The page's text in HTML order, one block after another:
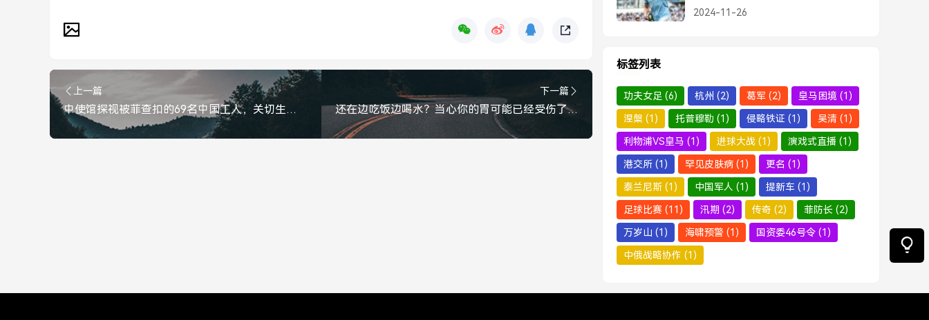
上一篇
中使馆探视被菲查扣的69名中国工人，关切生命安全，敦促依法处置，中使馆探视被菲查扣69名中国工人，关切生命安全，敦促依法处置
下一篇
还在边吃饭边喝水？当心你的胃可能已经受伤了，还在边吃饭边喝水？当心你的胃可能已经受伤了
2024-11-26
标签列表
功夫女足 (6) 杭州 (2) 葛军 (2) 皇马困境 (1)
涅槃 (1) 托普穆勒 (1) 侵略铁证 (1) 吴清 (1)
利物浦VS皇马 (1) 进球大战 (1) 演戏式直播 (1)
港交所 (1) 罕见皮肤病 (1) 更名 (1)
泰兰尼斯 (1) 中国军人 (1) 提新车 (1)
足球比赛 (11) 汛期 (2) 传奇 (2) 菲防长 (2)
万岁山 (1) 海啸预警 (1) 国资委46号令 (1)
中俄战略协作 (1)